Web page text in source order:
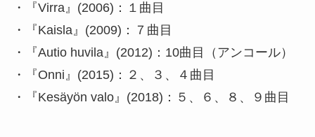
・『Virra』(2006)：１曲目
・『Kaisla』(2009)：７曲目
・『Autio huvila』(2012)：10曲目（アンコール）
・『Onni』(2015)：２、３、４曲目
・『Kesäyön valo』(2018)：５、６、８、９曲目